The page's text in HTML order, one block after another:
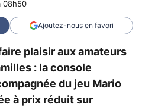
08h50
Ajoutez-nous en favori
plaisir aux amateurs
: la console
du jeu Mario
à prix réduit sur